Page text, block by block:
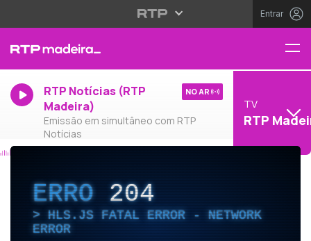
Entrar
RTP Notícias (RTP
Madeira)
Emissão em simultâneo com RTP
Notícias
NO AR
TV
RTP
ERRO204
HLS.JS FATAL ERROR - NETWORK
ERROR